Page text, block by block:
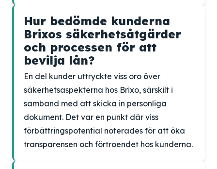
Hur bedömde kunderna
Brixos säkerhetsåtgärder
och processen för att
bevilja lån?
En del kunder uttryckte viss oro över
säkerhetsaspekterna hos Brixo, särskilt i
samband med att skicka in personliga
dokument. Det var en punkt där viss
förbättringspotential noterades för att öka
transparensen och förtroendet hos kunderna.